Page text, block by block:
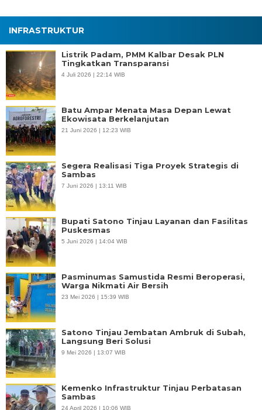
INFRASTRUKTUR
Listrik Padam, PMM Kalbar Desak PLN
Tingkatkan Transparansi
4 Juli 2026 | 22:14 WIB
Batu Ampar Menata Masa Depan Lewat
Ekowisata Berkelanjutan
21 Juni 2026 | 12:23 WIB
Segera Realisasi Tiga Proyek Strategis di
Sambas
7 Juni 2026 | 13:11 WIB
Bupati Satono Tinjau Layanan dan Fasilitas
Puskesmas
5 Juni 2026 | 14:04 WIB
Pasminumas Samustida Resmi Beroperasi,
Warga Nikmati Air Bersih
23 Mei 2026 | 15:39 WIB
Satono Tinjau Jembatan Ambruk di Subah,
Langsung Beri Solusi
9 Mei 2026 | 13:07 WIB
Kemenko Infrastruktur Tinjau Perbatasan
Sambas
24 April 2026 | 10:06 WIB